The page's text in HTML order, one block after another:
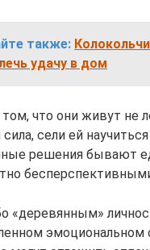
также:
удачу в дом
что они живут не
сели ей
решения бывают
«деревянным»
эмоциональном